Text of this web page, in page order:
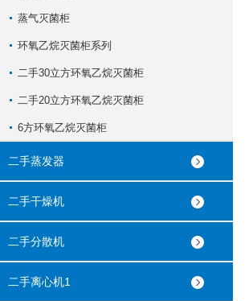
蒸气灭菌柜
环氧乙烷灭菌柜系列
二手30立方环氧乙烷灭菌柜
二手20立方环氧乙烷灭菌柜
6方环氧乙烷灭菌柜
二手蒸发器
二手干燥机
二手分散机
二手离心机1